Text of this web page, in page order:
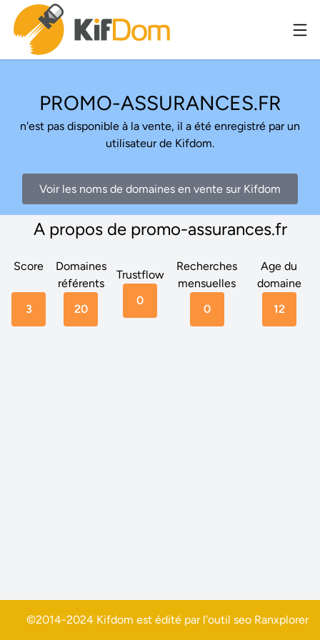
PROMO-ASSURANCES.FR
n'est pas disponible à la vente, il a été enregistré par un
utilisateur de Kifdom.
Voir les noms de domaines en vente sur Kifdom
A propos de promo-assurances.fr
Score
3
Domaines
référents
20
Trustflow
0
Recherches
mensuelles
0
Age du
domaine
12
©2014-2024 Kifdom est édité par l'outil seo Ranxplorer